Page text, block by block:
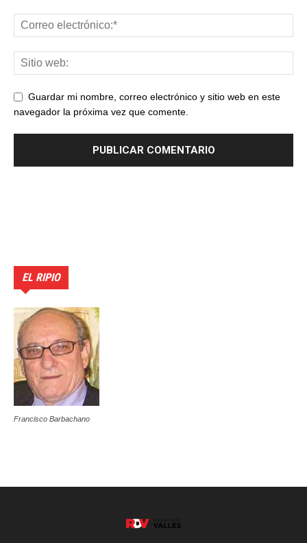
Guardar mi nombre, correo electrónico y sitio web en este
navegador la próxima vez que comente.
EL RIPIO
Francisco Barbachano